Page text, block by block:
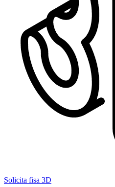
Solicita fisa 3D